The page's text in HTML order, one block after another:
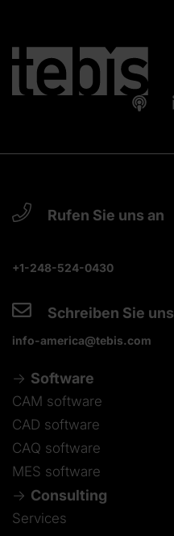
Rufen Sie uns an
+1-248-524-0430
Schreiben Sie uns
info-america@tebis.com
Software
CAM software
CAD software
CAQ software
MES software
Consulting
Services